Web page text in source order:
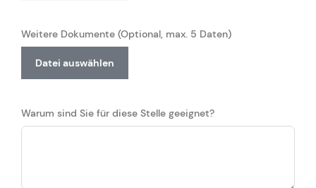
Weitere Dokumente (Optional, max. 5 Daten)
Datei auswählen
Warum sind Sie für diese Stelle geeignet?